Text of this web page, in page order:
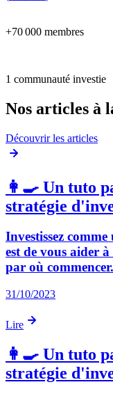
+70 000 membres
1 communauté investie
Nos articles à
Découvrir les articles
👩‍🍳 Un tuto
stratégie
Investissez
est de vous aider
par où commencer.
31/10/2023
Lire
👩‍🍳 Un tuto
stratégie